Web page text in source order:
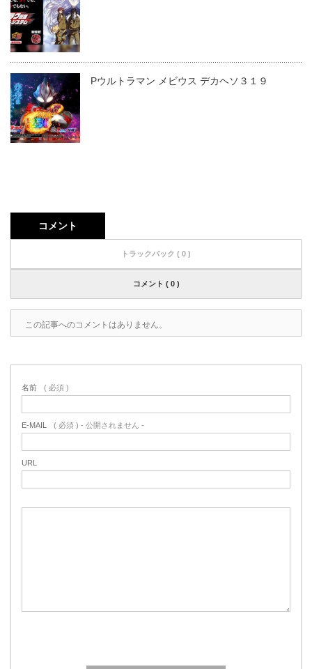
Pウルトラマン メビウス デカヘソ３１９
コメント
トラックバック ( 0 )
コメント ( 0 )
この記事へのコメントはありません。
名前 ( 必須 )
E-MAIL ( 必須 ) - 公開されません -
URL